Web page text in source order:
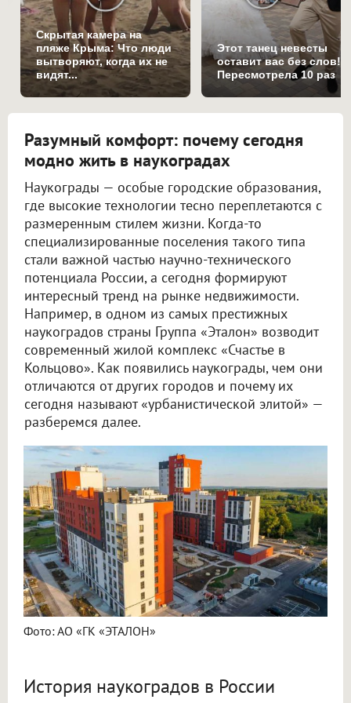
Скрытая камера на
пляже Крыма: Что люди
вытворяют, когда их не
видят...
Этот танец невесты
оставит вас без слов!
Пересмотрела 10 раз
Разумный комфорт: почему сегодня
модно жить в наукоградах
Наукограды — особые городские образования,
где высокие технологии тесно переплетаются с
размеренным стилем жизни. Когда-то
специализированные поселения такого типа
стали важной частью научно-технического
потенциала России, а сегодня формируют
интересный тренд на рынке недвижимости.
Например, в одном из самых престижных
наукоградов страны Группа «Эталон» возводит
современный жилой комплекс «Счастье в
Кольцово». Как появились наукограды, чем они
отличаются от других городов и почему их
сегодня называют «урбанистической элитой» —
разберемся далее.
Фото: АО «ГК «ЭТАЛОН»
История наукоградов в России